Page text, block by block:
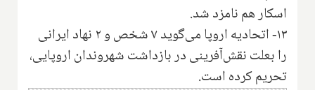
اسکار هم نامزد شد.
۱۳- اتحادیه اروپا می‌گوید ۷ شخص و ۲ نهاد ایرانی
را بعلت نقش‌آفرینی در بازداشت شهروندان اروپایی،
تحریم کرده است.